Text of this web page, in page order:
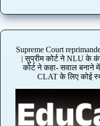
f
r
i
l
Supreme Court
| सुप्रीम कोर्ट ने NLU के
कोर्ट ने कहा- सवाल बनाने
CLAT के लिए कोई